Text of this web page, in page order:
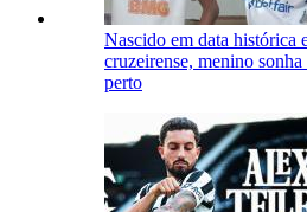
Nascido em data histórica
cruzeirense, menino
perto